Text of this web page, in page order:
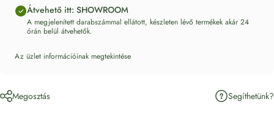
Átvehető itt: SHOWROOM
A megjelenített darabszámmal ellátott, készleten lévő termékek akár 24
órán belül átvehetők.
Az üzlet információinak megtekintése
Megosztás Segíthetünk?